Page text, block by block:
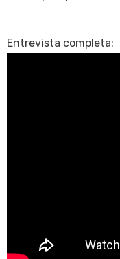
Entrevista completa: